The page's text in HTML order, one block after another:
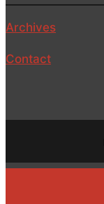
Archives
Contact